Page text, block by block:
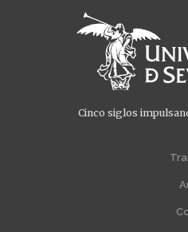
Cinco siglos